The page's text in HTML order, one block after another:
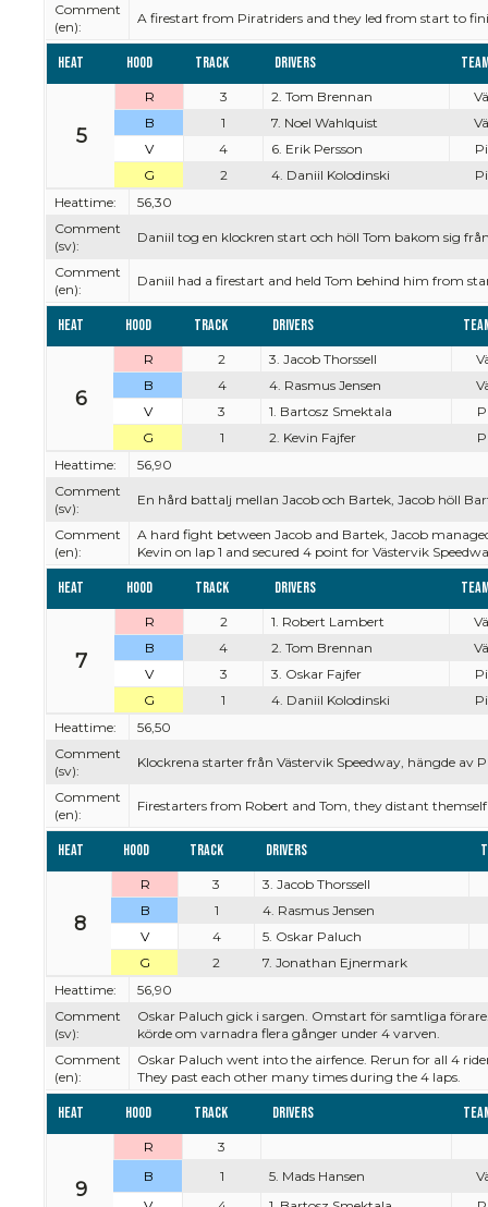
Comment
(en):
A firestart from Piratriders and they led from start to
Heat Hood Track Drivers
5
R 3 2. Tom Brennan
B
1 7. Noel Wahlquist
V
4 6. Erik Persson
G
2 4. Daniil Kolodinski
Heattime:
56,30
Comment
(sv):
Daniil tog en klockren start och höll Tom bakom sig
Comment
(en):
Daniil had a firestart and held Tom behind him from
Heat Hood Track Drivers
6
R 2 3. Jacob Thorssell
B
4 4. Rasmus Jensen
V
3 1. Bartosz Smektala
G
1 2. Kevin Fajfer
Heattime:
56,90
Comment
(sv):
En hård battalj mellan Jacob och Bartek, Jacob höll
Comment
(en):
A hard fight between Jacob and Bartek, Jacob
Kevin on lap 1 and secured 4 point for Västervik
Heat Hood Track Drivers
7
R 2 1. Robert Lambert
B
4 2. Tom Brennan
V
3 3. Oskar Fajfer
G
1 4. Daniil Kolodinski
Heattime:
56,50
Comment
(sv):
Klockrena starter från Västervik Speedway, hängde
Comment
(en):
Firestarters from Robert and Tom, they distant
Heat Hood Track Drivers
8
R 3
3. Jacob Thorssell
B
1
4. Rasmus Jensen
V
4
5. Oskar Paluch
G
2
7. Jonathan Ejnermark
Heattime:
56,90
Comment
(sv):
Oskar Paluch gick i sargen. Omstart för samtliga
körde om varnadra flera gånger under 4 varven.
Comment
(en):
Oskar Paluch went into the airfence. Rerun for all 4
They past each other many times during the 4 laps.
Heat Hood Track Drivers
9
R
3
B
1 5. Mads Hansen